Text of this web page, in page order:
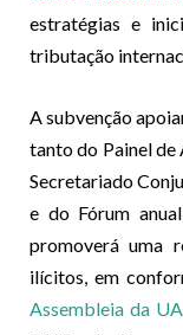
estratégias e
tributação
A subvenção
tanto do Painel de
Secretariado
e do Fórum
promoverá uma
ilícitos, em
Assembleia da